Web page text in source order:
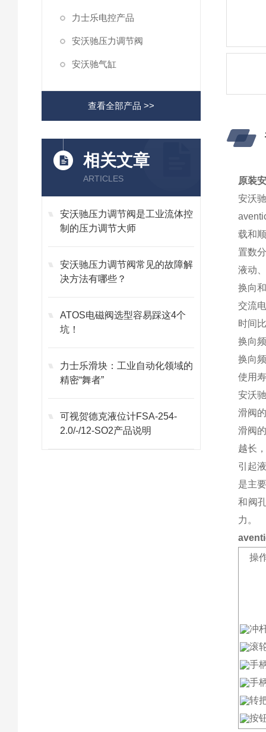
力士乐电控产品
安沃驰压力调节阀
安沃驰气缸
查看全部产品 >>
相关文章
ARTICLES
安沃驰压力调节阀是工业流体控
制的压力调节大师
安沃驰压力调节阀常见的故障解
决方法有哪些？
ATOS电磁阀选型容易踩这4个
坑！
力士乐滑块：工业自动化领域的
精密“舞者”
可视贺德克液位计FSA-254-
2.0/-/12-SO2产品说明
原装
安沃
载和
置数
液动
换向
交流
时间
换向
换向
使用
安沃
滑阀
滑阀
越长
引起
是主
和阀
力。
操
冲
滚
手
手
转
按